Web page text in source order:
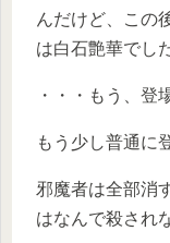
んだけど、この
は白石艶華でし
・・・もう、登
もう少し普通に
邪魔者は全部消
はなんで殺され